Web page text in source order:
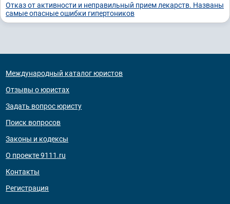
Отказ от активности и неправильный прием лекарств. Названы
самые опасные ошибки гипертоников
Международный каталог юристов
Отзывы о юристах
Задать вопрос юристу
Поиск вопросов
Законы и кодексы
О проекте 9111.ru
Контакты
Регистрация